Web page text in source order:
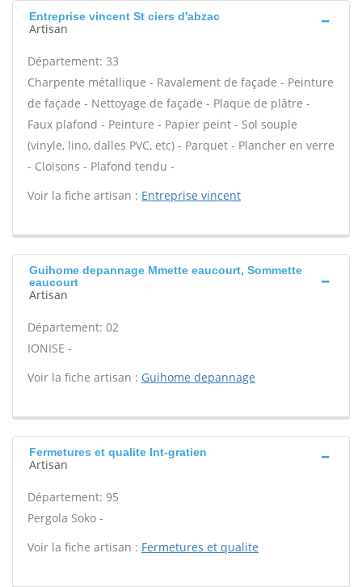
Entreprise vincent St ciers d'abzac
Artisan
Département: 33
Charpente métallique - Ravalement de façade - Peinture
de façade - Nettoyage de façade - Plaque de plâtre -
Faux plafond - Peinture - Papier peint - Sol souple
(vinyle, lino, dalles PVC, etc) - Parquet - Plancher en verre
- Cloisons - Plafond tendu -
Voir la fiche artisan : Entreprise vincent
Guihome depannage Mmette eaucourt, Sommette
eaucourt
Artisan
Département: 02
IONISE -
Voir la fiche artisan : Guihome depannage
Fermetures et qualite Int-gratien
Artisan
Département: 95
Pergola Soko -
Voir la fiche artisan : Fermetures et qualite